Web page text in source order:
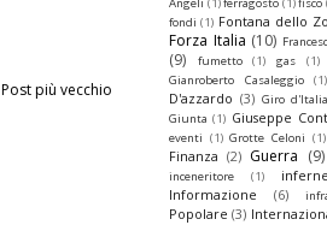
Post più vecchio
Angeli (1)ferragosto (1)fisco
fondi (1) Fontana dello
Forza Italia (10)
(9)
fumetto (1) gas (1)
Gianroberto Casaleggio (1)
D'azzardo (3) Giro d'Italia
Giunta (1) Giuseppe
eventi (1) Grotte Celoni (1)
Finanza (2) Guerra (9)
inceneritore (1)
Informazione (6)
Popolare (3)